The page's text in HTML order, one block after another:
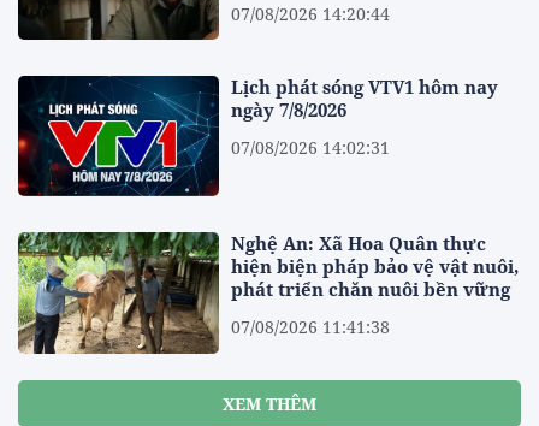
07/08/2026 14:20:44
Lịch phát sóng VTV1 hôm nay
ngày 7/8/2026
07/08/2026 14:02:31
Nghệ An: Xã Hoa Quân thực
hiện biện pháp bảo vệ vật nuôi,
phát triển chăn nuôi bền vững
07/08/2026 11:41:38
XEM THÊM